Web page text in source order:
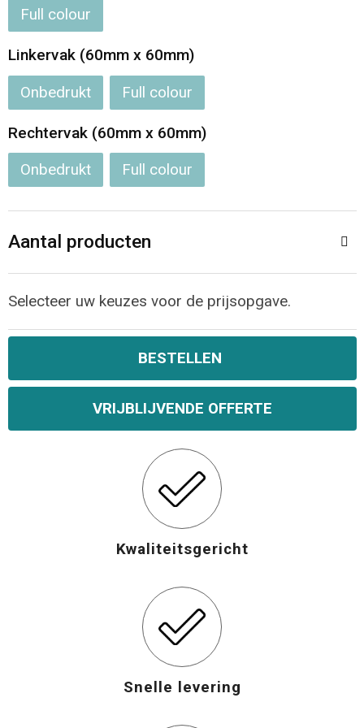
Opvouwbare tassen
Waterbestendige tassen
Strandtassen
Rugzakken
Full colour
Linkervak (60mm x 60mm)
Onbedrukt Full colour
Rechtervak (60mm x 60mm)
Onbedrukt Full colour
Aantal producten
Selecteer uw keuzes voor de prijsopgave.
BESTELLEN
VRIJBLIJVENDE OFFERTE
Kwaliteitsgericht
Snelle levering